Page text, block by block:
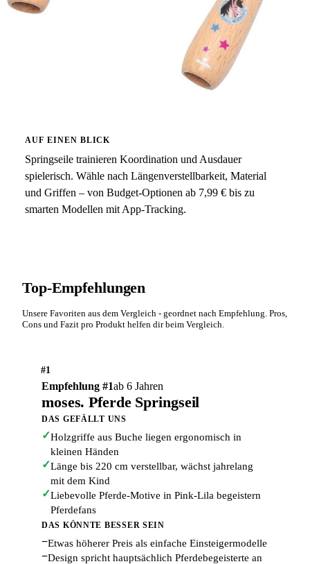
AUF EINEN BLICK
Springseile trainieren Koordination und Ausdauer
spielerisch. Wähle nach Längenverstellbarkeit, Material
und Griffen – von Budget-Optionen ab 7,99 € bis zu
smarten Modellen mit App-Tracking.
Top-Empfehlungen
Unsere Favoriten aus dem Vergleich - geordnet nach Empfehlung. Pros,
Cons und Fazit pro Produkt helfen dir beim Vergleich.
#1
Empfehlung #1ab 6 Jahren
moses. Pferde Springseil
DAS GEFÄLLT UNS
✓Holzgriffe aus Buche liegen ergonomisch in
kleinen Händen
✓Länge bis 220 cm verstellbar, wächst jahrelang
mit dem Kind
✓Liebevolle Pferde-Motive in Pink-Lila begeistern
Pferdefans
DAS KÖNNTE BESSER SEIN
−Etwas höherer Preis als einfache Einsteigermodelle
−Design spricht hauptsächlich Pferdebegeisterte an